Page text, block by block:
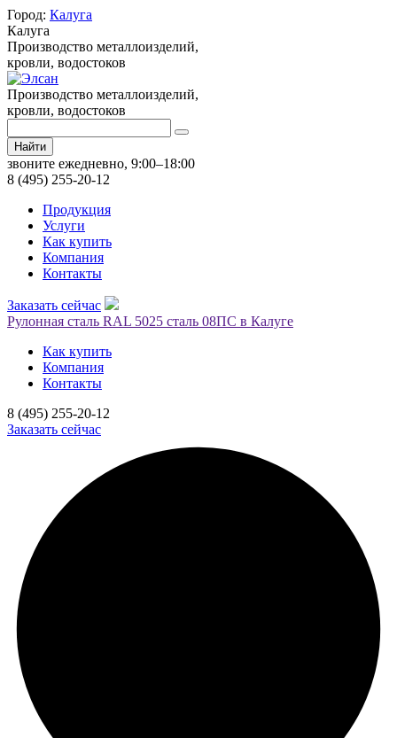
Город: Калуга
Калуга
Производство металлоизделий,
кровли, водостоков
Производство металлоизделий,
кровли, водостоков
Найти
звоните ежедневно, 9:00–18:00
8 (495) 255-20-12
Продукция
Услуги
Как купить
Компания
Контакты
Заказать сейчас
Рулонная сталь RAL 5025 сталь 08ПС в Калуге
Как купить
Компания
Контакты
8 (495) 255-20-12
Заказать сейчас